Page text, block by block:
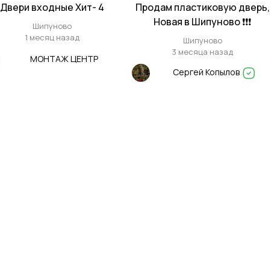
Двери входные Хит- 4
Шипуново
1 месяц назад
МОНТАЖ ЦЕНТР
Продам пластиковую дверь,
Новая в Шипуново ❗❗❗
Шипуново
3 месяца назад
Сергей Копылов